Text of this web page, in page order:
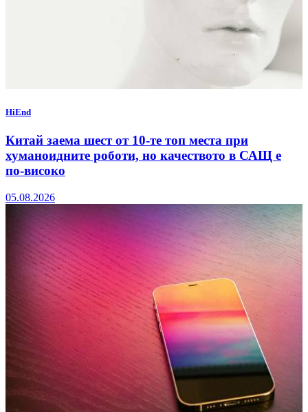
HiEnd
Китай заема шест от 10-те топ места при
хуманоидните роботи, но качеството в САЩ е
по-високо
05.08.2026